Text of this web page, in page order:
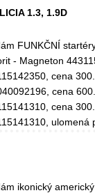
1.3, 1.9D
FUNKČNÍ
- Magneton
cena
cena
cena
ulomená
ikonický